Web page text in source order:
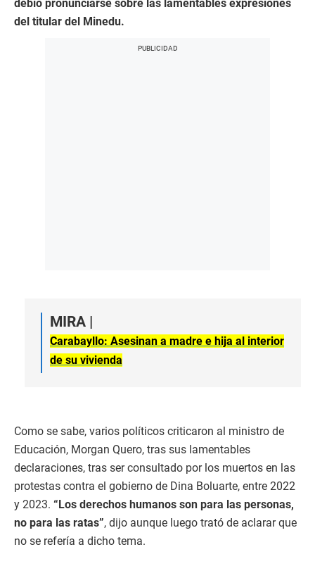
debió pronunciarse sobre las lamentables expresiones
del titular del Minedu.
MIRA |
Carabayllo: Asesinan a madre e hija al interior
de su vivienda
Como se sabe, varios políticos criticaron al ministro de
Educación, Morgan Quero, tras sus lamentables
declaraciones, tras ser consultado por los muertos en las
protestas contra el gobierno de Dina Boluarte, entre 2022
y 2023. “Los derechos humanos son para las personas,
no para las ratas”, dijo aunque luego trató de aclarar que
no se refería a dicho tema.